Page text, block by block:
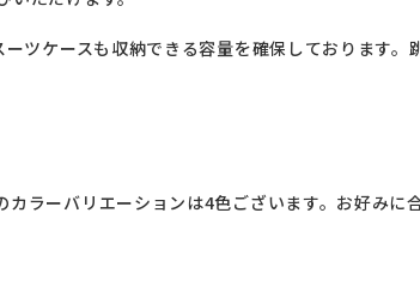
ツケースも収納できる容量を確保しております
ラーバリエーションは4色ございます。お好みに